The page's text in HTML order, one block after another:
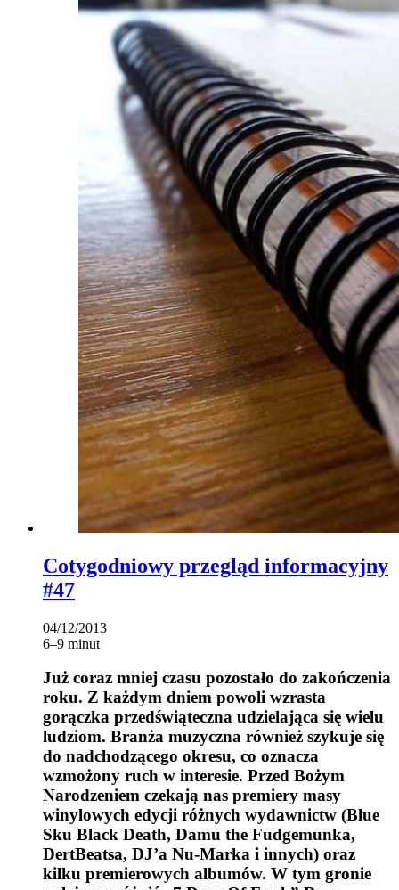
Cotygodniowy przegląd informacyjny
#47
04/12/2013
6–9 minut
Już coraz mniej czasu pozostało do zakończenia
roku. Z każdym dniem powoli wzrasta
gorączka przedświąteczna udzielająca się wielu
ludziom. Branża muzyczna również szykuje się
do nadchodzącego okresu, co oznacza
wzmożony ruch w interesie. Przed Bożym
Narodzeniem czekają nas premiery masy
winylowych edycji różnych wydawnictw (Blue
Sku Black Death, Damu the Fudgemunka,
DertBeatsa, DJ’a Nu-Marka i innych) oraz
kilku premierowych albumów. W tym gronie